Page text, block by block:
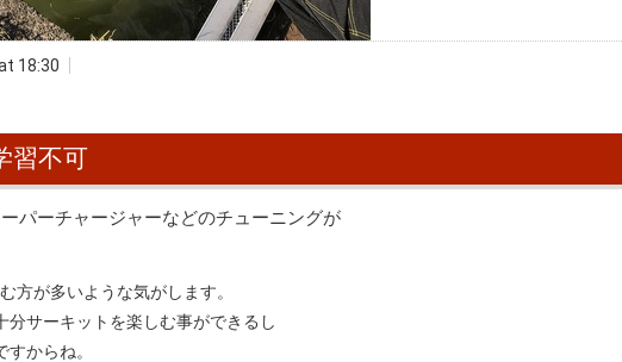
18:30
習不可
パーチャージャーなどのチューニングが
方が多いような気がします。
分サーキットを楽しむ事ができるし
からね。